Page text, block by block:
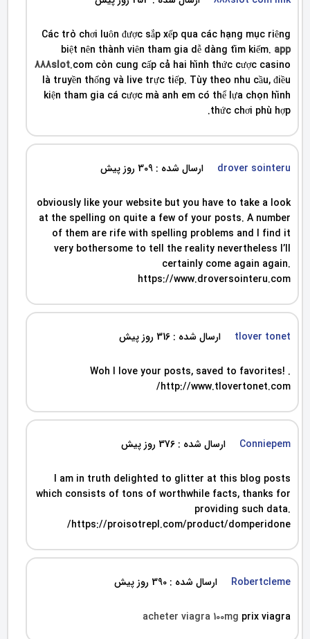
Các trò chơi luôn được sắp xếp qua các hạng mục riêng
biệt nên thành viên tham gia dễ dàng tìm kiếm. app
888slot.com còn cung cấp cả hai hình thức cược casino
là truyền thống và live trực tiếp. Tùy theo nhu cầu, điều
kiện tham gia cá cược mà anh em có thể lựa chọn hình
thức chơi phù hợp.
drover sointeru ارسال شده : 309 روز پیش
obviously like your website but you have to take a look
at the spelling on quite a few of your posts. A number
of them are rife with spelling problems and I find it
very bothersome to tell the reality nevertheless I’ll
certainly come again again.
https://www.droversointeru.com
tlover tonet ارسال شده : 316 روز پیش
Woh I love your posts, saved to favorites! .
http://www.tlovertonet.com/
Conniepem ارسال شده : 376 روز پیش
I am in truth delighted to glitter at this blog posts
which consists of tons of worthwhile facts, thanks for
providing such data.
https://proisotrepl.com/product/domperidone/
Robertcleme ارسال شده : 390 روز پیش
acheter viagra 100mg prix viagra